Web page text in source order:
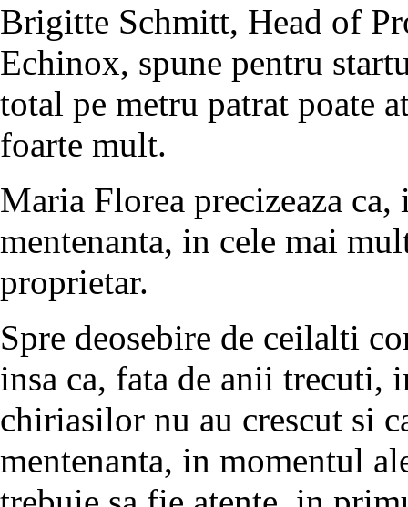
Brigitte Schmitt, Head of
Echinox, spune pentru
total pe metru patrat poate
foarte mult.
Maria Florea precizeaza
mentenanta, in cele mai
proprietar.
Spre deosebire de ceilalti
insa ca, fata de anii trecuti,
chiriasilor nu au crescut si
mentenanta, in momentul